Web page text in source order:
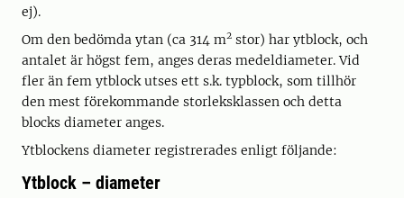
ej).
Om den bedömda ytan (ca 314 m2 stor) har ytblock, och
antalet är högst fem, anges deras medeldiameter. Vid
fler än fem ytblock utses ett s.k. typblock, som tillhör
den mest förekommande storleksklassen och detta
blocks diameter anges.
Ytblockens diameter registrerades enligt följande:
Ytblock – diameter